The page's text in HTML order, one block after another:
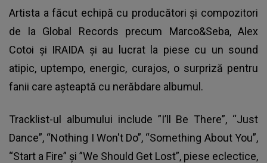
Artista a făcut echipă cu producători și compozitori
de la Global Records precum Marco&Seba, Alex
Cotoi și IRAIDA și au lucrat la piese cu un sound
atipic, uptempo, energic, curajos, o surpriză pentru
fanii care așteaptă cu nerăbdare albumul.
Tracklist-ul albumului include ”I’ll Be There”, “Just
Dance”, “Nothing I Won't Do”, “Something About You”,
“Start a Fire” și ”We Should Get Lost”, piese eclectice,